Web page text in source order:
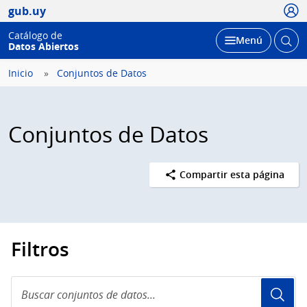
gub.uy
Catálogo de
Datos Abiertos
Desplegar
Menú Abrir
Inicio Conjuntos de Datos
Conjuntos de Datos
Compartir esta página
Filtros
conjuntos